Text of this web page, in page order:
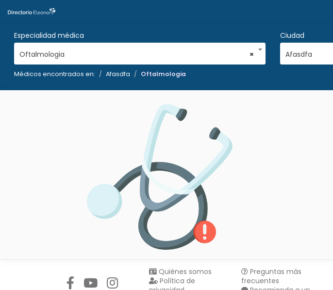
Especialidad médica
×
Oftalmologia
Ciudad
Afasdfa
Médicos encontrados en: Afasdfa Oftalmologia
Quiénes somos
Política de
Preguntas más
frecuentes